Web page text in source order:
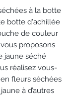
à la botte
botte d'achillée
de couleur
proposons
jaune séché
réalisez vous-
fleurs séchées
à d’autres